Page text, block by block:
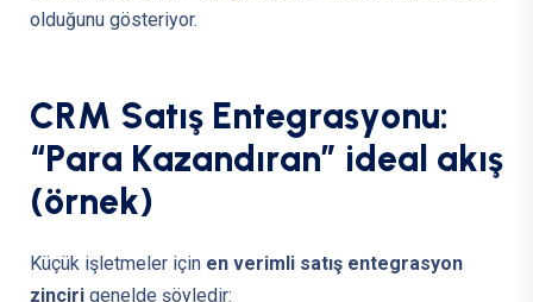
olduğunu gösteriyor.
CRM Satış Entegrasyonu:
“Para Kazandıran” ideal akış
(örnek)
Küçük işletmeler için en verimli satış entegrasyon
zinciri genelde şöyledir: